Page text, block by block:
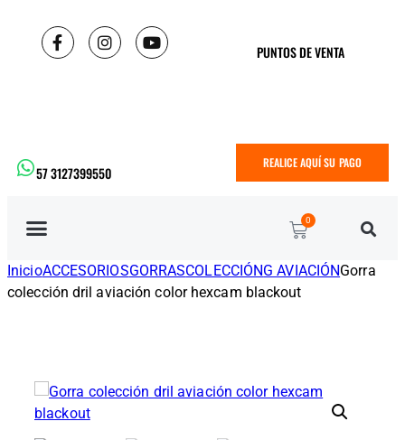
PUNTOS DE VENTA
57 3127399550
REALICE AQUÍ SU PAGO
0
InicioACCESORIOSGORRASCOLECCIÓNG AVIACIÓNGorra
colección dril aviación color hexcam blackout